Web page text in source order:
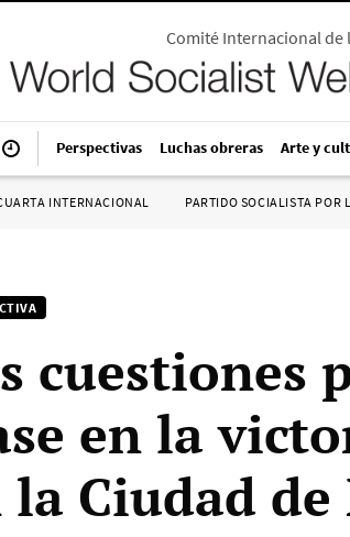
Comité Internacional
Perspectivas Luchas obreras Arte y
INTERNACIONAL PARTIDO SOCIALISTA POR
cuestiones
en la
la Ciudad